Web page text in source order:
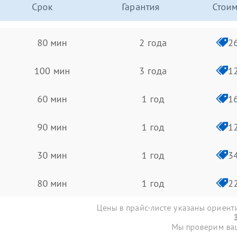
Срок Гарантия
80 мин 2 года
100 мин 3 года
60 мин 1 год
90 мин 1 год
30 мин 1 год
80 мин 1 год
Цены в прайс-листе указаны
Мы проверим